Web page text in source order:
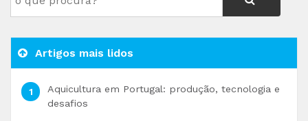
Artigos mais lidos
Aquicultura em Portugal: produção, tecnologia e
desafios